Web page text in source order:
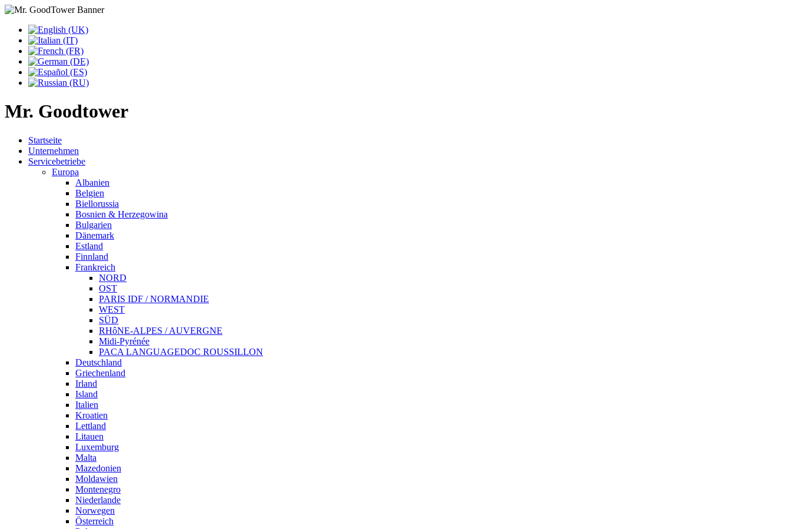
Mr. Goodtower
Startseite
Unternehmen
Servicebetriebe
Europa
Albanien
Belgien
Biellorussia
Bosnien & Herzegowina
Bulgarien
Dänemark
Estland
Finnland
Frankreich
NORD
OST
PARIS IDF / NORMANDIE
WEST
SÜD
RH‪ô‬NE-ALPES / AUVERGNE
Midi-Pyrénée
PACA LANGUAGEDOC ROUSSILLON
Deutschland
Griechenland
Irland
Island
Italien
Kroatien
Lettland
Litauen
Luxemburg
Malta
Mazedonien
Moldawien
Montenegro
Niederlande
Norwegen
Österreich